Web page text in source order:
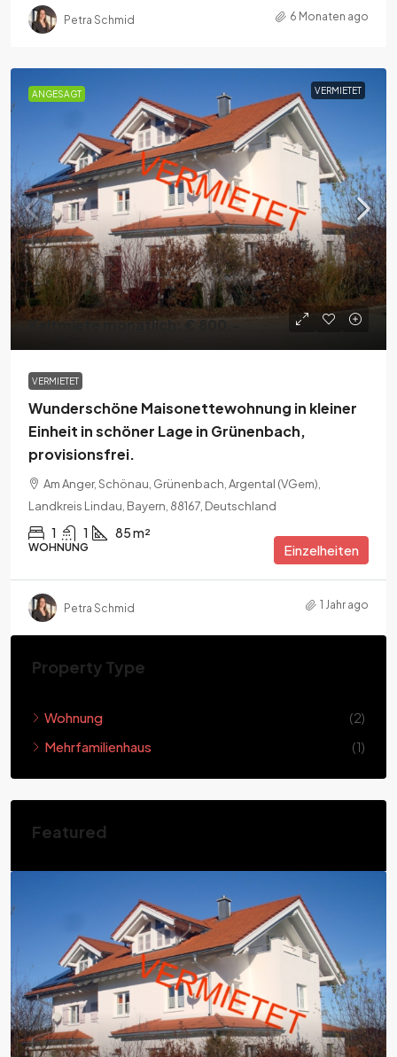
Petra Schmid 6 Monaten ago
ANGESAGT VERMIETET
Kaltmiete monatlich: € 800.-
VERMIETET
Wunderschöne Maisonettewohnung in kleiner
Einheit in schöner Lage in Grünenbach,
provisionsfrei.
Am Anger, Schönau, Grünenbach, Argental (VGem),
Landkreis Lindau, Bayern, 88167, Deutschland
1 1 85 m²
WOHNUNG Einzelheiten
Petra Schmid 1 Jahr ago
Property Type
Wohnung
(2)
Mehrfamilienhaus
(1)
Featured